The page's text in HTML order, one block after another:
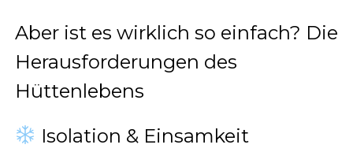
Aber ist es wirklich so einfach? Die
Herausforderungen des
Hüttenlebens
Isolation & Einsamkeit